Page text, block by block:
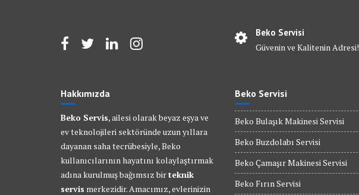
Beko Servisi
Güvenin ve Kalitenin Adresi!
Hakkımızda
Beko Servis, ailesi olarak beyaz eşya ve
ev teknolojileri sektöründe uzun yıllara
dayanan saha tecrübesiyle, Beko
kullanıcılarının hayatını kolaylaştırmak
adına kurulmuş bağımsız birteknik
servis merkezidir. Amacımız, evlerinizin
Beko Servisi
Beko Bulaşık Makinesi Servisi
Beko Buzdolabı Servisi
Beko Çamaşır Makinesi Servisi
Beko Fırın Servisi